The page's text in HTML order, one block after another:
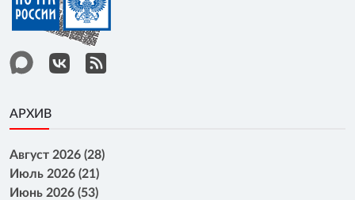
АРХИВ
Август 2026 (28)
Июль 2026 (21)
Июнь 2026 (53)